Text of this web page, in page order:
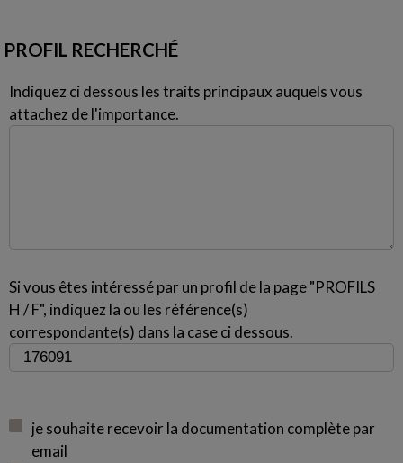
PROFIL RECHERCHÉ
Indiquez ci dessous les traits principaux auquels vous
attachez de l'importance.
Si vous êtes intéressé par un profil de la page "PROFILS
H / F", indiquez la ou les référence(s)
correspondante(s) dans la case ci dessous.
je souhaite recevoir la documentation complète par
email